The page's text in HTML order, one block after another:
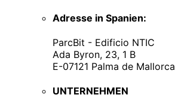
Adresse in Spanien:
ParcBit - Edificio NTIC
Ada Byron, 23, 1 B
E-07121 Palma de Mallorca
UNTERNEHMEN